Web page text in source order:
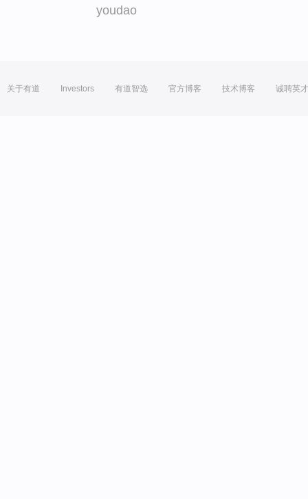
youdao
关于有道 Investors 有道智选 官方博客 技术博客 诚聘英才